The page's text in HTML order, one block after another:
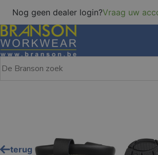
Nog geen dealer login?Vraag uw
terug